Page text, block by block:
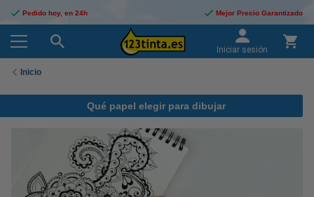
Pedido hoy, en 24h Mejor Precio Garantizado
Iniciar sesión
Inicio
Qué papel elegir para dibujar